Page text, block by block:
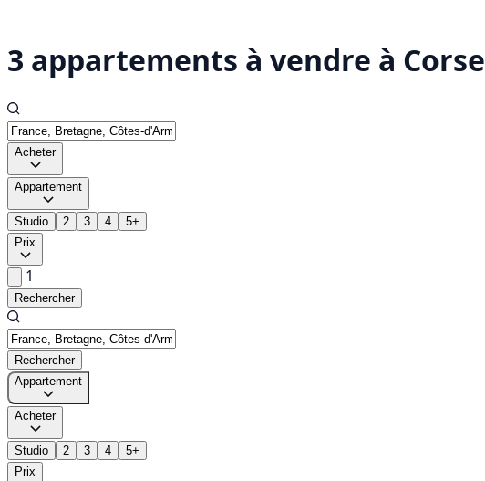
3 appartements à vendre à
Acheter
Appartement
Studio 2 3 4
5+
Prix
1
Rechercher
Rechercher
Appartement
Acheter
Studio 2 3 4
5+
Prix